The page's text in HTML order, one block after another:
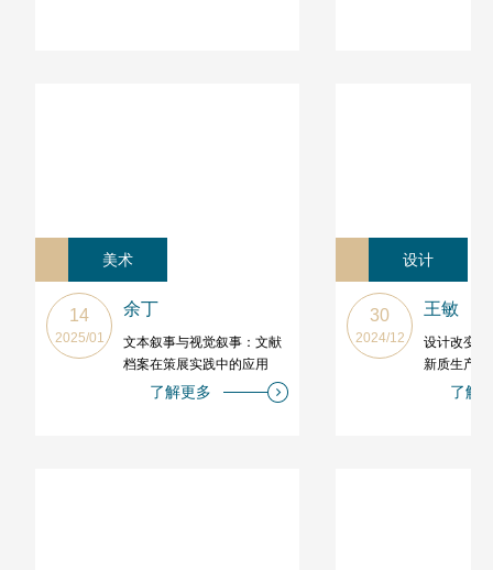
美术
14
2025/01
余丁
文本叙事与视觉叙事：文献
档案在策展实践中的应用
了解更多
设计
30
2024/12
王敏
设计改变
新质生产力
了解